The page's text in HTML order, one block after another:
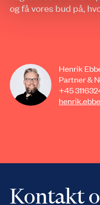
og få vores bud på,
Henrik
Partner &
+45
Kontakt